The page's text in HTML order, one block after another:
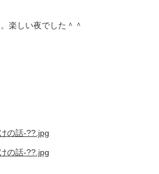
楽しい夜でした＾＾